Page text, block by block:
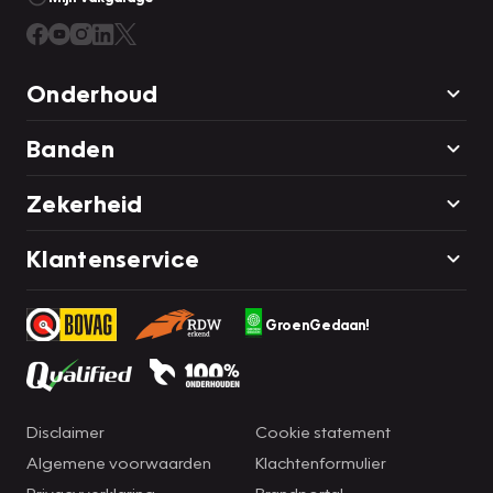
voorzieningen als hill start assist en
bandenspanningcontrolesysteem, bent u altijd veilig
contact met ons op.
Onderhoud
Banden
Zekerheid
Klantenservice
GroenGedaan!
Disclaimer
Algemene voorwaarden
Cookie statement
Klachtenformulier